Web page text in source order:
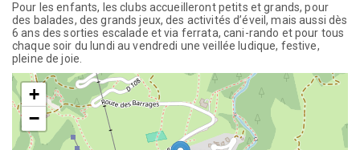
Pour les enfants, les clubs accueilleront petits et grands, pour
des balades, des grands jeux, des activités d’éveil, mais aussi dès
6 ans des sorties escalade et via ferrata, cani-rando et pour tous
chaque soir du lundi au vendredi une veillée ludique, festive,
pleine de joie.
+
−